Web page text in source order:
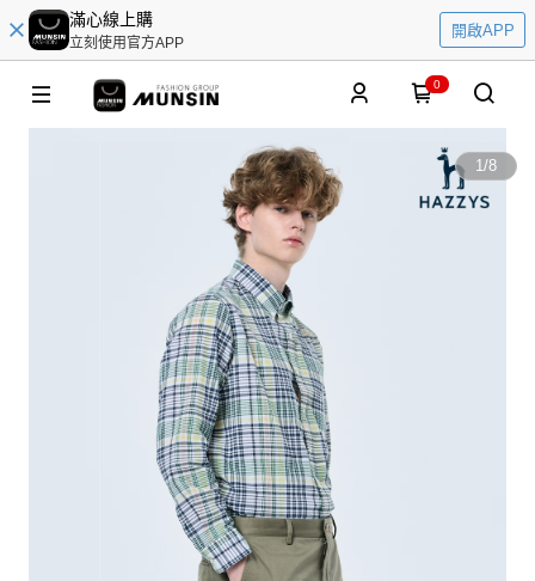
滿心線上購
立刻使用官方APP
開啟APP
0
1/8